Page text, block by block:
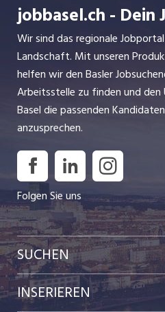
jobbasel.ch - Dein
Wir sind das regionale
Landschaft. Mit unseren
helfen wir den Basler
Arbeitsstelle zu finden und den
Basel die passenden
anzusprechen.
Folgen Sie uns
SUCHEN
Jobs im Kanton Basel-Stadt
INSERIEREN